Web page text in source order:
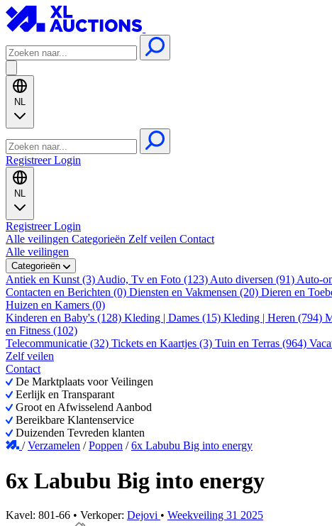
NL
RegistreerLogin
NL
RegistreerLogin
Alle veilingen Categorieën Zelf veilen Contact
Alle veilingen
Categorieën
Antiek en Kunst (3) Audio, Tv en Foto (123) Auto diversen (91) Auto-
Contacten en Berichten (0) Diensten en Vakmensen (20) Dieren en
Huizen en Kamers (0)
Kinderen en Baby's (128) Kleding | Dames (15) Kleding | Heren (794)
en Fitness (102)
Telecommunicatie (32) Tickets en Kaartjes (3) Tuin en Terras (964)
Zelf veilen
Contact
De Marktplaats voor Veilingen
Eerlijk en Transparant
Groot en Afwisselend Aanbod
Bereikbare Klantenservice
Duizenden Tevreden klanten
/Verzamelen /Poppen /6x Labubu Big into energy
6x Labubu Big into energy
Kavel: 801-66 • Verkoper: Dejovi • Weekveiling 31 2025